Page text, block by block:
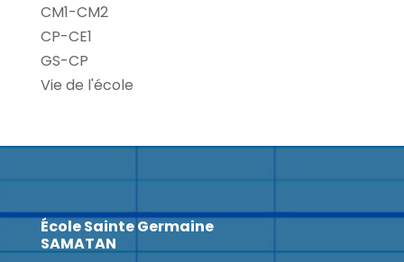
CM1-CM2
CP-CE1
GS-CP
Vie de l'école
École Sainte Germaine
SAMATAN